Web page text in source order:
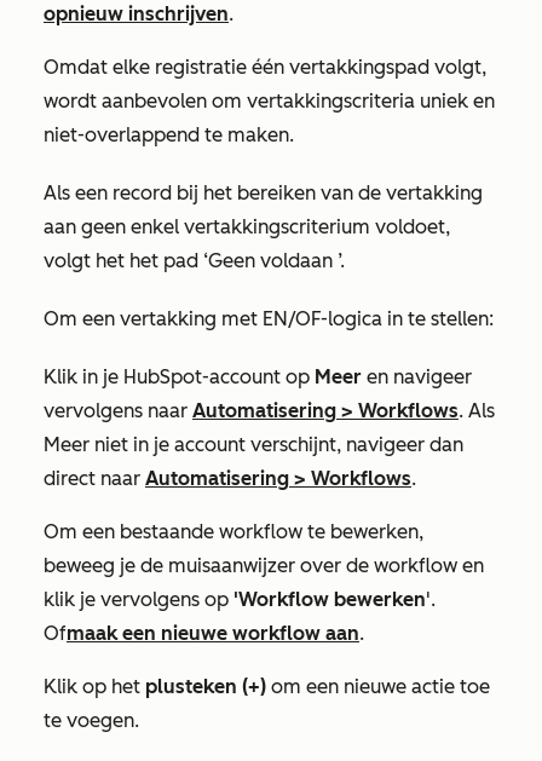
opnieuw inschrijven.
Omdat elke registratie één vertakkingspad volgt,
wordt aanbevolen om vertakkingscriteria uniek en
niet-overlappend te maken.
Als een record bij het bereiken van de vertakking
aan geen enkel vertakkingscriterium voldoet,
volgt het het pad ‘Geen voldaan ’.
Om een vertakking met EN/OF-logica in te stellen:
Klik in je HubSpot-account op Meer en navigeer
vervolgens naar Automatisering > Workflows. Als
Meer niet in je account verschijnt, navigeer dan
direct naar Automatisering > Workflows.
Om een bestaande workflow te bewerken,
beweeg je de muisaanwijzer over de workflow en
klik je vervolgens op 'Workflow bewerken'.
Ofmaak een nieuwe workflow aan.
Klik op het plusteken (+) om een nieuwe actie toe
te voegen.